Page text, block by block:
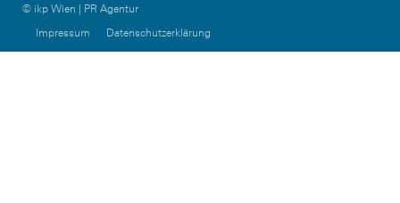
© ikp Wien | PR Agentur
Impressum
Datenschutzerklärung